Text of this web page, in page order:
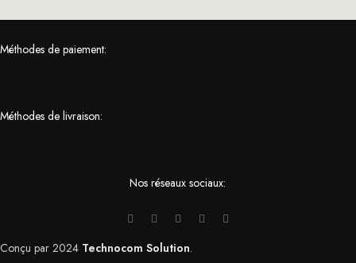
Méthodes de paiement:
Méthodes de livraison:
Nos réseaux sociaux:
Conçu par 2024 Technocom Solution.